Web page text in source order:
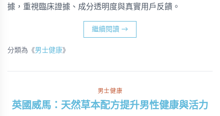
據，重視臨床證據、成分透明度與真實用戶反饋。
繼續閱讀 →
分類為《男士健康》
男士健康
英國威馬：天然草本配方提升男性健康與活力